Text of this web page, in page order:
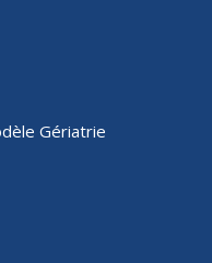
Gériatrie